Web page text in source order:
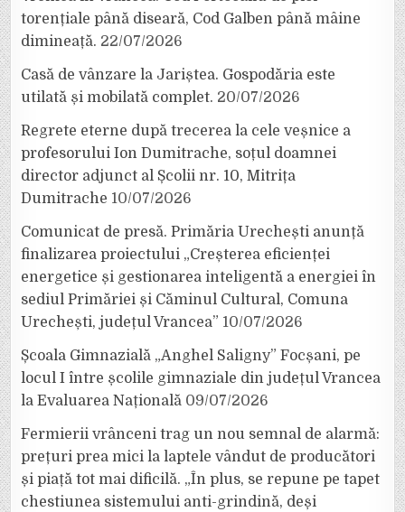
torențiale până diseară, Cod Galben până mâine
dimineață. 22/07/2026
Casă de vânzare la Jariștea. Gospodăria este
utilată și mobilată complet. 20/07/2026
Regrete eterne după trecerea la cele veșnice a
profesorului Ion Dumitrache, soțul doamnei
director adjunct al Școlii nr. 10, Mitrița
Dumitrache 10/07/2026
Comunicat de presă. Primăria Urechești anunță
finalizarea proiectului „Creșterea eficienței
energetice și gestionarea inteligentă a energiei în
sediul Primăriei și Căminul Cultural, Comuna
Urechești, județul Vrancea” 10/07/2026
Școala Gimnazială „Anghel Saligny” Focșani, pe
locul I între școlile gimnaziale din județul Vrancea
la Evaluarea Națională 09/07/2026
Fermierii vrânceni trag un nou semnal de alarmă:
prețuri prea mici la laptele vândut de producători
și piață tot mai dificilă. „În plus, se repune pe tapet
chestiunea sistemului anti-grindină, deși